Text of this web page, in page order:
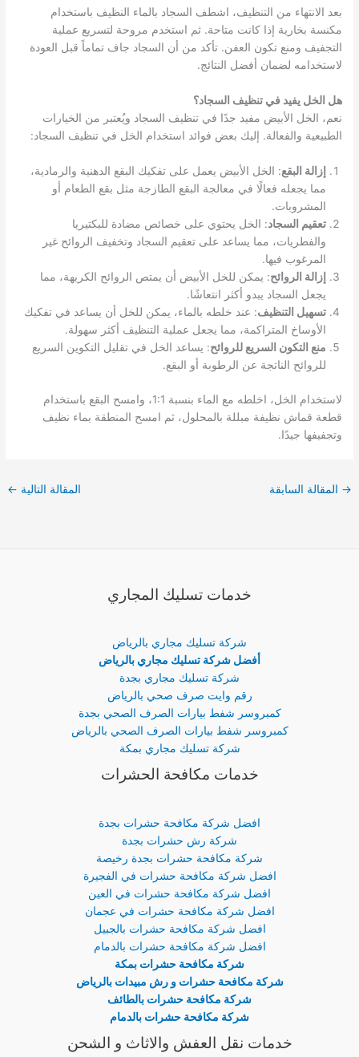
بعد الانتهاء من التنظيف، اشطف السجاد بالماء النظيف باستخدام
مكنسة بخارية إذا كانت متاحة. ثم استخدم مروحة لتسريع عملية
التجفيف ومنع تكون العفن. تأكد من أن السجاد جاف تماماً قبل العودة
لاستخدامه لضمان أفضل النتائج.
هل الخل يفيد في تنظيف السجاد؟
نعم، الخل الأبيض مفيد جدًا في تنظيف السجاد ويُعتبر من الخيارات
الطبيعية والفعالة. إليك بعض فوائد استخدام الخل في تنظيف السجاد:
إزالة البقع: الخل الأبيض يعمل على تفكيك البقع الدهنية والرمادية،
مما يجعله فعالًا في معالجة البقع الطازجة مثل بقع الطعام أو
المشروبات.
تعقيم السجاد: الخل يحتوي على خصائص مضادة للبكتيريا
والفطريات، مما يساعد على تعقيم السجاد وتخفيف الروائح غير
المرغوب فيها.
إزالة الروائح: يمكن للخل الأبيض أن يمتص الروائح الكريهة، مما
يجعل السجاد يبدو أكثر انتعاشًا.
تسهيل التنظيف: عند خلطه بالماء، يمكن للخل أن يساعد في تفكيك
الأوساخ المتراكمة، مما يجعل عملية التنظيف أكثر سهولة.
منع التكون السريع للروائح: يساعد الخل في تقليل التكوين السريع
للروائح الناتجة عن الرطوبة أو البقع.
لاستخدام الخل، اخلطه مع الماء بنسبة 1:1، وامسح البقع باستخدام
قطعة قماش نظيفة مبللة بالمحلول، ثم امسح المنطقة بماء نظيف
وتجفيفها جيدًا.
→ المقالة السابقة المقالة التالية ←
خدمات تسليك المجاري
شركة تسليك مجاري بالرياض
أفضل شركة تسليك مجاري بالرياض
شركة تسليك مجاري بجدة
رقم وايت صرف صحي بالرياض
كمبروسر شفط بيارات الصرف الصحي بجدة
كمبروسر شفط بيارات الصرف الصحي بالرياض
شركة تسليك مجاري بمكة
خدمات مكافحة الحشرات
افضل شركة مكافحة حشرات بجدة
شركة رش حشرات بجدة
شركة مكافحة حشرات بجدة رخيصة
افضل شركة مكافحة حشرات في الفجيرة
افضل شركة مكافحة حشرات في العين
افضل شركة مكافحة حشرات في عجمان
افضل شركة مكافحة حشرات بالجبيل
افضل شركة مكافحة حشرات بالدمام
شركة مكافحة حشرات بمكة
شركة مكافحة حشرات و رش مبيدات بالرياض
شركة مكافحة حشرات بالطائف
شركة مكافحة حشرات بالدمام
خدمات نقل العفش والاثاث و الشحن